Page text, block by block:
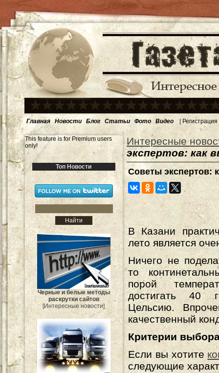
Главная Новости Блог Статьи Фото Видео | Регистрация
This feature is for Premium users
only!
Топ Новости
Черные и белые методы
раскрутки сайтов
[Интересные новости]
Интересные
экспертов: как
Советы экспертов:
В Казани
лето является
Ничего не
то
порой
достигать 40
Цельсию.
качественный
Критерии
Если вы хотите
следующие